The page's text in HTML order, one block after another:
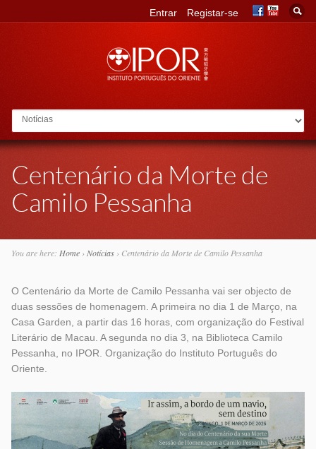
Go to:
Entrar Registar-se
Centenário da Morte de
Camilo Pessanha
You are here: Home› Notícias› Centenário da Morte de Camilo Pessanha
O Centenário da Morte de Camilo Pessanha vai ser objecto de
duas sessões de homenagem. A primeira no dia 1 de Março, na
Casa Garden, a partir das 16 horas, com organização do Festival
Literário de Macau. A segunda no dia 3, na Biblioteca Camilo
Pessanha, no IPOR. Organização do Instituto Português do
Oriente.